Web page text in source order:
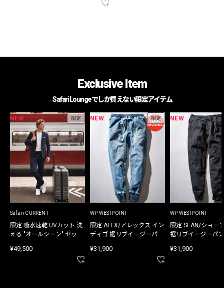
Exclusive Item
Safari Loungeでしか買えない限定アイテム
NEW 限定
Safari CURRENT
限定 吸水速乾 UVカット 洗
える "オールシーン" セット
¥49,500
NEW 限定
WP WESTPOINT
限定 ALEX/アレックス イン
ディゴ 裾リブイージーパン
¥31,900
NEW
WP WESTPOINT
限定 SEAN/ショー
裾リブイージーパ
¥31,900